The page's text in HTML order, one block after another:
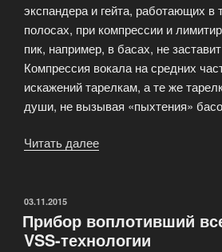
экспандера и гейта, работающих в
полосах, при компрессии и
пик, например, в басах, не
Компрессия вокала на средних
искажений тарелкам, а те же
души, не вызывая «пыхтения»
Читать далее
мощь
динамической
ОПУБЛИКОВАНО
03.11.2015
Прибор воплотивший
VSS-технологии